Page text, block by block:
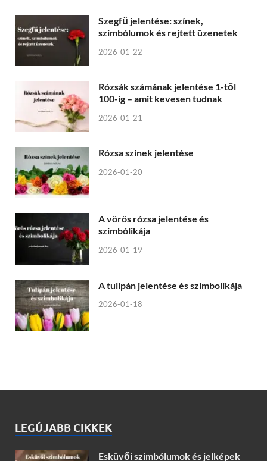
Szegfű jelentése: színek,
szimbólumok és rejtett üzenetek
2026-01-22
Rózsák számának jelentése 1-től
100-ig – amit kevesen tudnak
2026-01-21
Rózsa színek jelentése
2026-01-20
A vörös rózsa jelentése és
szimbólikája
2026-01-19
A tulipán jelentése és szimbolikája
2026-01-18
LEGÚJABB CIKKEK
Esküvői szimbólumok és jelképek